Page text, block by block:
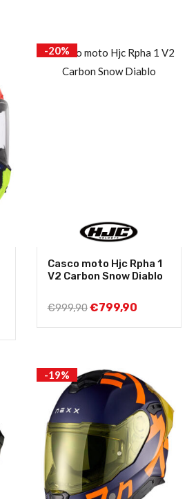
-20%
Casco moto Hjc Rpha 1
V2 Carbon Snow Diablo
€999,90€799,90
-19%